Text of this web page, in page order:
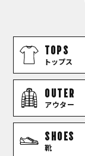
TOPS
トップス
OUTER
アウター
SHOES
靴